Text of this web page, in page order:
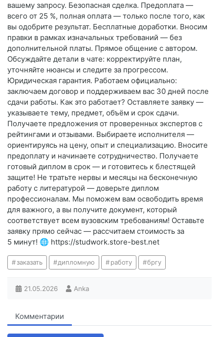
вашему запросу. Безопасная сделка. Предоплата —
всего от 25 %, полная оплата — только после того, как
вы одобрите результат. Бесплатные доработки. Вносим
правки в рамках изначальных требований — без
дополнительной платы. Прямое общение с автором.
Обсуждайте детали в чате: корректируйте план,
уточняйте нюансы и следите за прогрессом.
Юридическая гарантия. Работаем официально:
заключаем договор и поддерживаем вас 30 дней после
сдачи работы. Как это работает? Оставляете заявку —
указываете тему, предмет, объём и срок сдачи.
Получаете предложения от проверенных экспертов с
рейтингами и отзывами. Выбираете исполнителя —
ориентируясь на цену, опыт и специализацию. Вносите
предоплату и начинаете сотрудничество. Получаете
готовый диплом в срок — и готовитесь к блестящей
защите! Не тратьте нервы и месяцы на бесконечную
работу с литературой — доверьте диплом
профессионалам. Мы поможем вам освободить время
для важного, а вы получите документ, который
соответствует всем вузовским требованиям! Оставьте
заявку прямо сейчас — рассчитаем стоимость за
5 минут! 🌐 https://studwork.store-best.net
заказать дипломную работу бргу
21.05.2026 Anka
Комментарии